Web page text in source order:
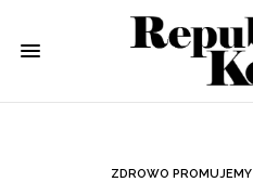
ZDROWO PROMUJEMY